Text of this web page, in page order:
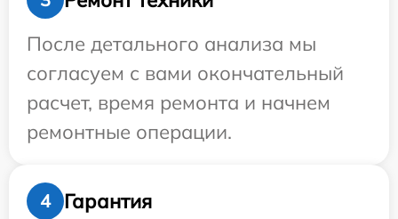
После детального анализа мы
согласуем с вами окончательный
расчет, время ремонта и начнем
ремонтные операции.
4
Гарантия